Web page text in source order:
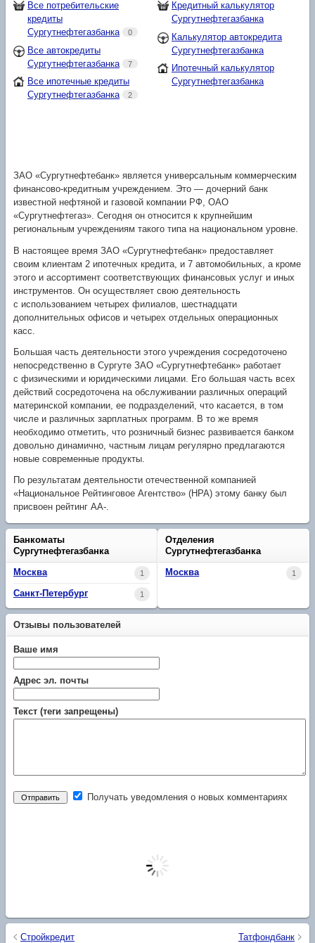
Кредитный калькулятор
Сургутнефтегазбанка
Калькулятор автокредита
Сургутнефтегазбанка
Ипотечный калькулятор
Сургутнефтегазбанка
Все потребительские
кредиты
Сургутнефтегазбанка
0
Все автокредиты
Сургутнефтегазбанка
7
Все ипотечные кредиты
Сургутнефтегазбанка
2
ЗАО «Сургутнефтебанк» является универсальным коммерческим
финансово-кредитным учреждением. Это — дочерний банк
известной нефтяной и газовой компании РФ, ОАО
«Сургутнефтегаз». Сегодня он относится к крупнейшим
региональным учреждениям такого типа на национальном уровне.
В настоящее время ЗАО «Сургутнефтебанк» предоставляет
своим клиентам 2 ипотечных кредита, и 7 автомобильных, а кроме
этого и ассортимент соответствующих финансовых услуг и иных
инструментов. Он осуществляет свою деятельность
с использованием четырех филиалов, шестнадцати
дополнительных офисов и четырех отдельных операционных
касс.
Большая часть деятельности этого учреждения сосредоточено
непосредственно в Сургуте ЗАО «Сургутнефтебанк» работает
с физическими и юридическими лицами. Его большая часть всех
действий сосредоточена на обслуживании различных операций
материнской компании, ее подразделений, что касается, в том
числе и различных зарплатных программ. В то же время
необходимо отметить, что розничный бизнес развивается банком
довольно динамично, частным лицам регулярно предлагаются
новые современные продукты.
По результатам деятельности отечественной компанией
«Национальное Рейтинговое Агентство» (НРА) этому банку был
присвоен рейтинг AА-.
Отделения
Сургутнефтегазбанка
1
Москва
Банкоматы
Сургутнефтегазбанка
1
Москва
1
Санкт-Петербург
Отзывы пользователей
Ваше имя
Адрес эл. почты
Текст (теги запрещены)
Получать уведомления о новых комментариях
Стройкредит Татфондбанк